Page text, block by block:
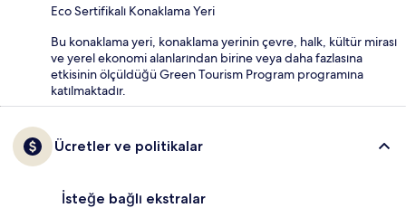
Eco Sertifikalı Konaklama Yeri
Bu konaklama yeri, konaklama yerinin çevre, halk, kültür mirası
ve yerel ekonomi alanlarından birine veya daha fazlasına
etkisinin ölçüldüğü Green Tourism Program programına
katılmaktadır.
Ücretler ve politikalar
İsteğe bağlı ekstralar